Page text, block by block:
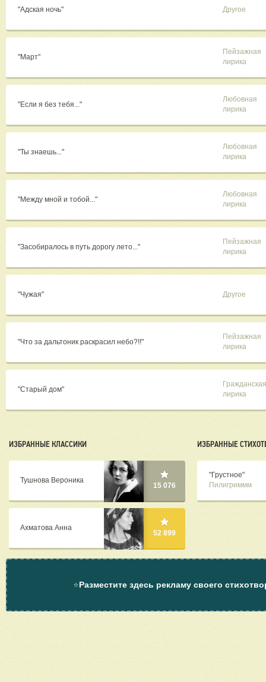
"Адская ночь" Другое
"Март"
Пейзажная
лирика
"Если я без тебя..."
Любовная
лирика
"Ты знаешь..."
Любовная
лирика
"Между мной и тобой..."
Любовная
лирика
"Засобиралось в путь дорогу лето..."
Пейзажная
лирика
"Чужая" Другое
"Что за дальтоник раскрасил небо?!!"
Пейзажная
лирика
"Старый дом"
Гражданская
лирика
ИЗБРАННЫЕ КЛАССИКИ
Тушнова Вероника
15 076
Ахматова Анна
52 899
ИЗБРАННЫЕ
"Грустное"
Пилигриммм
⭐Разместите здесь рекламу своего